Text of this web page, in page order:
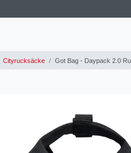
Cityrucksäcke Got Bag - Daypack 2.0